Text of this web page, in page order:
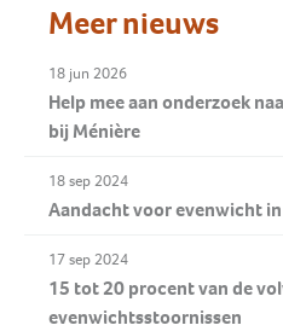
Meer nieuws
18 jun 2026
Help mee aan onderzoek
bij Ménière
18 sep 2024
Aandacht voor evenwicht
17 sep 2024
15 tot 20 procent van de
evenwichtsstoornissen